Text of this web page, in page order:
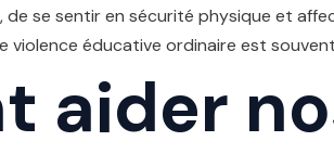
se sentir en sécurité physique et
éducative ordinaire est
aider